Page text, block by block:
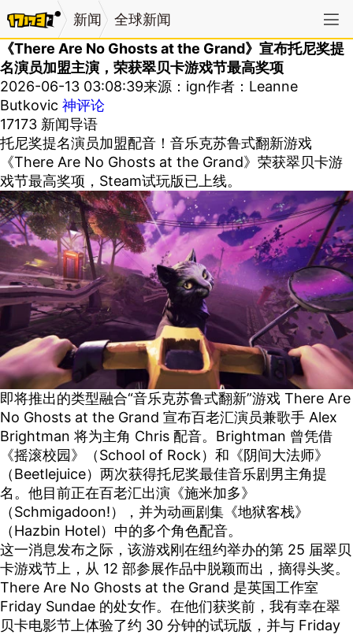
新闻 全球新闻
《There Are No Ghosts at the Grand》宣布托尼奖提
名演员加盟主演，荣获翠贝卡游戏节最高奖项
2026-06-13 03:08:39来源：ign作者：Leanne
Butkovic 神评论
17173 新闻导语
托尼奖提名演员加盟配音！音乐克苏鲁式翻新游戏
《There Are No Ghosts at the Grand》荣获翠贝卡游
戏节最高奖项，Steam试玩版已上线。
即将推出的类型融合“音乐克苏鲁式翻新”游戏 There Are
No Ghosts at the Grand 宣布百老汇演员兼歌手 Alex
Brightman 将为主角 Chris 配音。Brightman 曾凭借
《摇滚校园》（School of Rock）和《阴间大法师》
（Beetlejuice）两次获得托尼奖最佳音乐剧男主角提
名。他目前正在百老汇出演《施米加多》
（Schmigadoon!），并为动画剧集《地狱客栈》
（Hazbin Hotel）中的多个角色配音。
这一消息发布之际，该游戏刚在纽约举办的第 25 届翠贝
卡游戏节上，从 12 部参展作品中脱颖而出，摘得头奖。
There Are No Ghosts at the Grand 是英国工作室
Friday Sundae 的处女作。在他们获奖前，我有幸在翠
贝卡电影节上体验了约 30 分钟的试玩版，并与 Friday